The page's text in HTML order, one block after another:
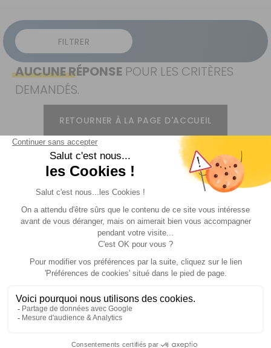
FILTRER
AUCUNE RÉPONSE POUR LES CRITÈRES
DEMANDÉS.
RETOURNER À LA PAGE D'ACCUEIL
Livraison
Expédié sous 72h
Paiements
Sécurisés
Avantages
Suivez-nous !